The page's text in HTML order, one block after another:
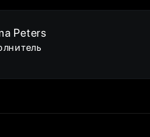
Peters